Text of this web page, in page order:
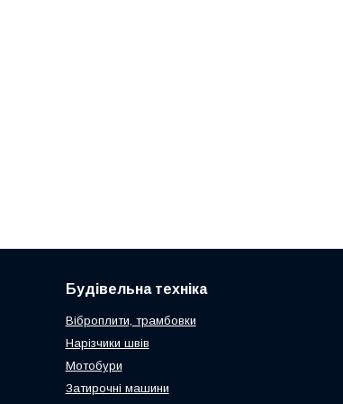
Будівельна техніка
Віброплити, трамбовки
Нарізчики швів
Мотобури
Затирочні машини